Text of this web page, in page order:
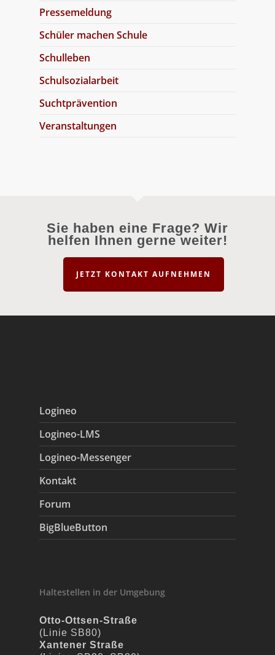
Pressemeldung
Schüler machen Schule
Schulleben
Schulsozialarbeit
Suchtprävention
Veranstaltungen
Sie haben eine Frage? Wir
helfen Ihnen gerne weiter!
JETZT KONTAKT AUFNEHMEN
Logineo
Logineo-LMS
Logineo-Messenger
Kontakt
Forum
BigBlueButton
Haltestellen in der Umgebung
Otto-Ottsen-Straße
(Linie SB80)
Xantener Straße